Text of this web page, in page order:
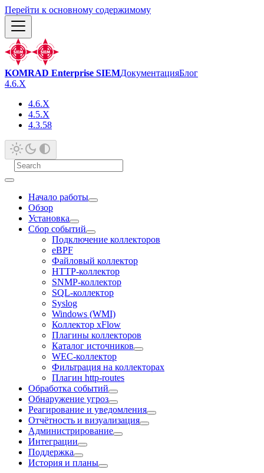
Перейти к основному содержимому
KOMRAD Enterprise SIEMДокументацияБлог
4.6.X
4.6.X
4.5.X
4.3.58
Начало работы
Обзор
Установка
Сбор событий
Подключение коллекторов
eBPF
Файловый коллектор
HTTP-коллектор
SNMP-коллектор
SQL-коллектор
Syslog
Windows (WMI)
Коллектор xFlow
Плагины коллекторов
Каталог источников
WEC-коллектор
Фильтрация на коллекторах
Плагин http-routes
Обработка событий
Обнаружение угроз
Реагирование и уведомления
Отчётность и визуализация
Администрирование
Интеграции
Поддержка
История и планы